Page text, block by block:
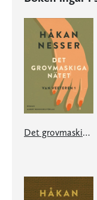
Det grovmaskiga nätet